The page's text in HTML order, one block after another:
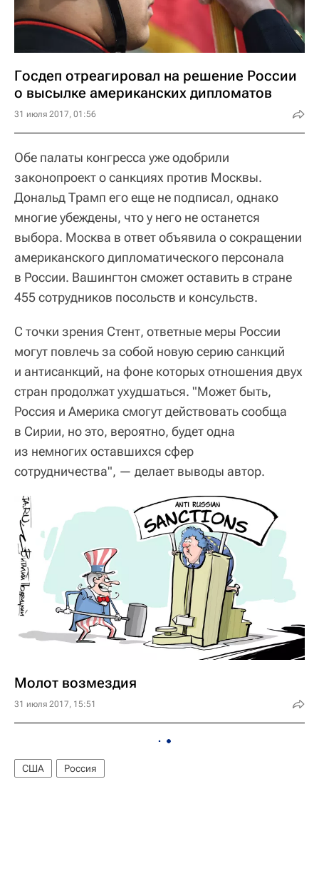
Госдеп отреагировал на решение России
о высылке американских дипломатов
31 июля 2017, 01:56
Обе палаты конгресса уже одобрили
законопроект о санкциях против Москвы.
Дональд Трамп его еще не подписал, однако
многие убеждены, что у него не останется
выбора. Москва в ответ объявила о сокращении
американского дипломатического персонала
в России. Вашингтон сможет оставить в стране
455 сотрудников посольств и консульств.
С точки зрения Стент, ответные меры России
могут повлечь за собой новую серию санкций
и антисанкций, на фоне которых отношения двух
стран продолжат ухудшаться. "Может быть,
Россия и Америка смогут действовать сообща
в Сирии, но это, вероятно, будет одна
из немногих оставшихся сфер
сотрудничества", — делает выводы автор.
Молот возмездия
31 июля 2017, 15:51
США Россия